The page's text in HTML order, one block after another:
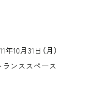
10月31日（月）
ンススペース